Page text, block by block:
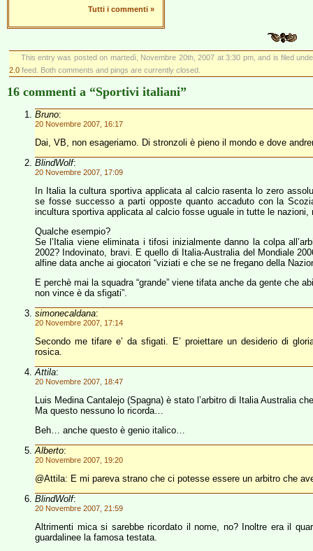
Tutti i commenti »
This entry was posted on martedì, Novembre 20th, 2007 at 3:30 pm, and is filed
2.0 feed. Both comments and pings are currently closed.
16 commenti a “Sportivi italiani”
Bruno:
20 Novembre 2007, 16:17
Dai, VB, non esageriamo. Di stronzoli è pieno il mondo e dove
BlindWolf:
20 Novembre 2007, 17:09
In Italia la cultura sportiva applicata al calcio rasenta lo zero
se fosse successo a parti opposte quanto accaduto con la
incultura sportiva applicata al calcio fosse uguale in tutte le
Qualche esempio?
Se l’Italia viene eliminata i tifosi inizialmente danno la colpa
2002? Indovinato, bravi. E quello di Italia-Australia del Mondiale
alfine data anche ai giocatori “viziati e che se ne fregano della
E perchè mai la squadra “grande” viene tifata anche da gente che
non vince è da sfigati”.
simonecaldana:
20 Novembre 2007, 17:14
Secondo me tifare e’ da sfigati. E’ proiettare un desiderio di
rosica.
Attila:
20 Novembre 2007, 18:47
Luis Medina Cantalejo (Spagna) è stato l’arbitro di Italia Australia
Ma questo nessuno lo ricorda…
Beh… anche questo è genio italico…
Alberto:
20 Novembre 2007, 19:20
@Attila: E mi pareva strano che ci potesse essere un arbitro che
BlindWolf:
20 Novembre 2007, 21:59
Altrimenti mica si sarebbe ricordato il nome, no? Inoltre era il
guardalinee la famosa testata.